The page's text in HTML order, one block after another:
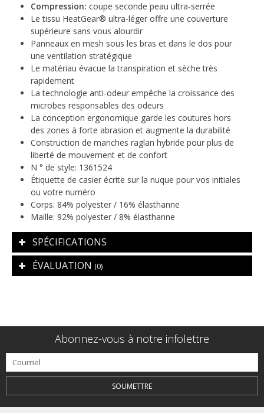
Compression: coupe seconde peau ultra-serrée
Le tissu HeatGear® ultra-léger offre une couverture
supérieure sans vous alourdir
Panneaux en mesh sous les bras et dans le dos pour
une ventilation stratégique
Le matériau évacue la transpiration et sèche très
rapidement
La technologie anti-odeur empêche la croissance des
microbes responsables des odeurs
La conception ergonomique garde les coutures hors
des zones à forte abrasion et augmente la durabilité
Construction de manches raglan hybride pour plus de
liberté de mouvement et de confort
N ° de style: 1361524
Étiquette de casier écrite sur la nuque pour vos initiales
ou votre numéro
Corps: 84% polyester / 16% élasthanne
Maille: 92% polyester / 8% élasthanne
SPÉCIFICATIONS
ÉVALUATION (0)
Abonnez-vous à notre infolettre
SOUMETTRE